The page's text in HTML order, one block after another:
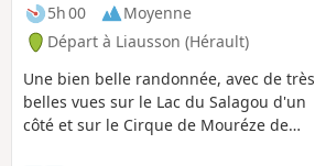
5h 00
Moyenne
Départ à Liausson (Hérault)
Une bien belle randonnée, avec de très
belles vues sur le Lac du Salagou d'un
côté et sur le Cirque de Mouréze de